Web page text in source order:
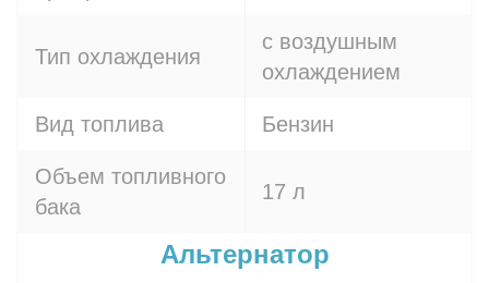
Тип охлаждения
с воздушным
охлаждением
Вид топлива Бензин
Объем топливного
бака
17 л
Альтернатор